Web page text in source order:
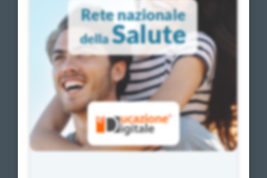
Test di assessment
per gli studenti